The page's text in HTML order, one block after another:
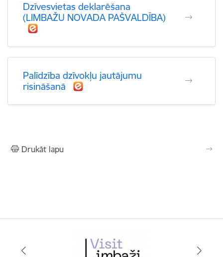
Dzīvesvietas deklarēšana
(LIMBAŽU NOVADA PAŠVALDĪBA)
Palīdzība dzīvokļu jautājumu
risināšanā
Drukāt lapu